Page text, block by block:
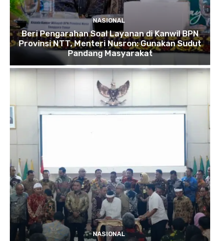
NASIONAL
Beri Pengarahan Soal Layanan di Kanwil BPN
Provinsi NTT, Menteri Nusron: Gunakan Sudut
Pandang Masyarakat
NASIONAL